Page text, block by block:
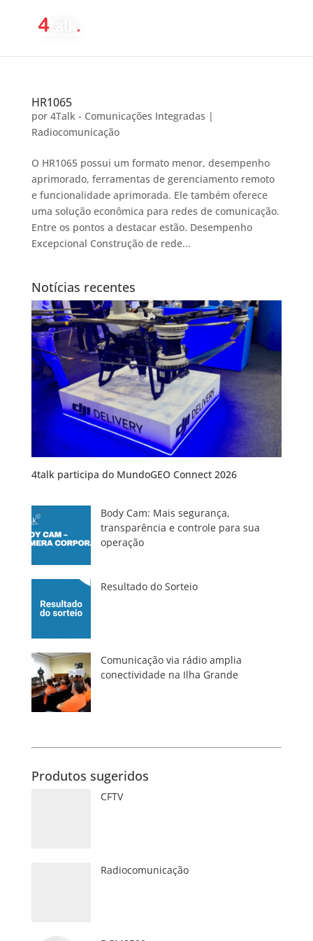
HR1065
por 4Talk - Comunicações Integradas |
Radiocomunicação
O HR1065 possui um formato menor, desempenho
aprimorado, ferramentas de gerenciamento remoto
e funcionalidade aprimorada. Ele também oferece
uma solução econômica para redes de comunicação.
Entre os pontos a destacar estão. Desempenho
Excepcional Construção de rede...
Notícias recentes
4talk participa do MundoGEO Connect 2026
Body Cam: Mais segurança,
transparência e controle para sua
operação
Resultado do Sorteio
Comunicação via rádio amplia
conectividade na Ilha Grande
Produtos sugeridos
CFTV
Radiocomunicação